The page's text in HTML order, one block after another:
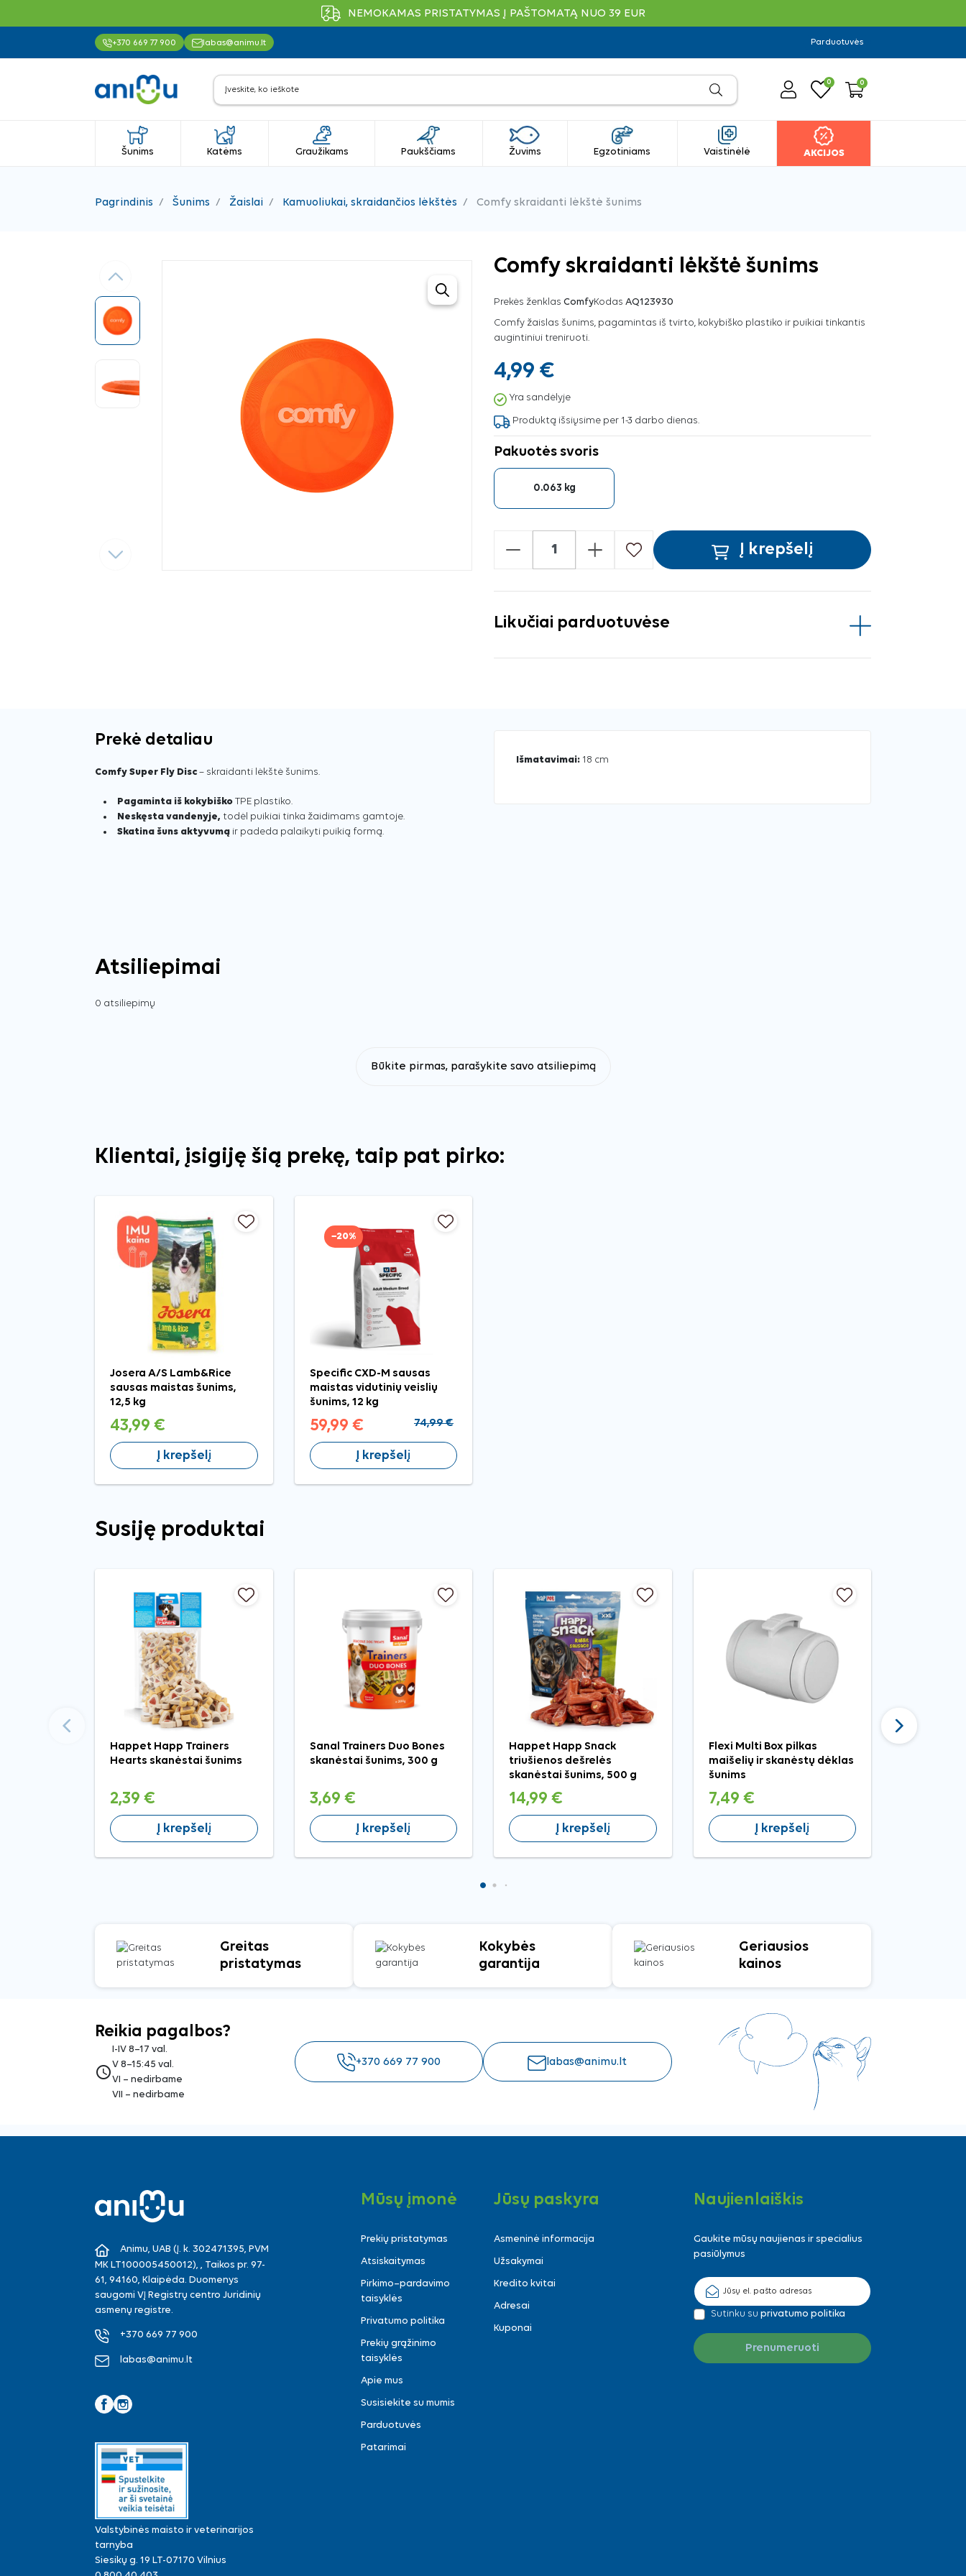
NEMOKAMAS PRISTATYMAS Į PAŠTOMATĄ NUO 39 EUR
+370 669 77 900 labas@animu.lt Parduotuvės
0 0
Šunims Katėms Graužikams Paukščiams Žuvims Egzotiniams Vaistinėlė AKCIJOS
Pagrindinis Šunims Žaislai Kamuoliukai, skraidančios lėkštės Comfy skraidanti lėkštė šunims
Ankstesnis
Tęsti
Comfy skraidanti lėkštė šunims
Prekės ženklas ComfyKodas AQ123930
Comfy žaislas šunims, pagamintas iš tvirto, kokybiško plastiko ir puikiai tinkantis
augintiniui treniruoti.
4,99 €
Yra sandėlyje
Produktą išsiųsime per 1-3 darbo dienas.
Pakuotės svoris
0.063 kg
- + Į krepšelį
Likučiai parduotuvėse
Prekė detaliau
Comfy Super Fly Disc – skraidanti lėkštė šunims.
Pagaminta iš kokybiško TPE plastiko.
Neskęsta vandenyje, todėl puikiai tinka žaidimams gamtoje.
Skatina šuns aktyvumą ir padeda palaikyti puikią formą.
Išmatavimai: 18 cm
Atsiliepimai
0 atsiliepimų
Būkite pirmas, parašykite savo atsiliepimą
Klientai, įsigiję šią prekę, taip pat pirko:
Josera A/S Lamb&Rice
sausas maistas šunims,
12,5 kg
43,99 €
Į krepšelį
−20%
Specific CXD-M sausas
maistas vidutinių veislių
šunims, 12 kg
59,99 € 74,99 €
Į krepšelį
Susiję produktai
Happet Happ Trainers
Hearts skanėstai šunims
2,39 €
Į krepšelį
Sanal Trainers Duo Bones
skanėstai šunims, 300 g
3,69 €
Į krepšelį
Happet Happ Snack
triušienos dešrelės
skanėstai šunims, 500 g
14,99 €
Į krepšelį
Flexi Multi Box pilkas
maišelių ir skanėstų dėklas
šunims
7,49 €
Į krepšelį
Greitas
pristatymas
Kokybės
garantija
Geriausios
kainos
Reikia pagalbos?
access_time
I-IV 8–17 val.
V 8–15:45 val.
VI – nedirbame
VII – nedirbame
+370 669 77 900 labas@animu.lt
Animu, UAB (Į. k. 302471395, PVM
MK LT100005450012), , Taikos pr. 97-
61, 94160, Klaipėda. Duomenys
saugomi VĮ Registrų centro Juridinių
asmenų registre.
+370 669 77 900
labas@animu.lt
Valstybinės maisto ir veterinarijos
tarnyba
Siesikų g. 19 LT-07170 Vilnius
Mūsų įmonė
Prekių pristatymas
Atsiskaitymas
Pirkimo–pardavimo
taisyklės
Privatumo politika
Prekių grąžinimo
taisyklės
Apie mus
Susisiekite su mumis
Parduotuvės
Patarimai
Jūsų paskyra
Asmeninė informacija
Užsakymai
Kredito kvitai
Adresai
Kuponai
Naujienlaiškis
Gaukite mūsų naujienas ir specialius
pasiūlymus
Sutinku su privatumo politika